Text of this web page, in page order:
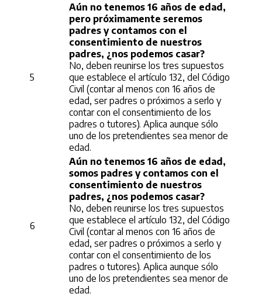
5
Aún no tenemos 16 años de edad,
pero próximamente seremos
padres y contamos con el
consentimiento de nuestros
padres, ¿nos podemos casar?
No, deben reunirse los tres supuestos
que establece el artículo 132, del Código
Civil (contar al menos con 16 años de
edad, ser padres o próximos a serlo y
contar con el consentimiento de los
padres o tutores). Aplica aunque sólo
uno de los pretendientes sea menor de
edad.
6
Aún no tenemos 16 años de edad,
somos padres y contamos con el
consentimiento de nuestros
padres, ¿nos podemos casar?
No, deben reunirse los tres supuestos
que establece el artículo 132, del Código
Civil (contar al menos con 16 años de
edad, ser padres o próximos a serlo y
contar con el consentimiento de los
padres o tutores). Aplica aunque sólo
uno de los pretendientes sea menor de
edad.